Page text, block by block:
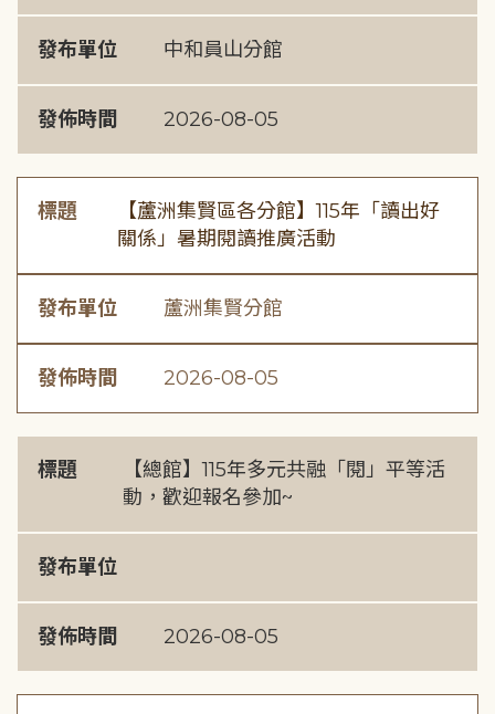
發布單位 中和員山分館
發佈時間 2026-08-05
標題
【蘆洲集賢區各分館】115年「讀出好
關係」暑期閱讀推廣活動
發布單位 蘆洲集賢分館
發佈時間 2026-08-05
標題
【總館】115年多元共融「閱」平等活
動，歡迎報名參加~
發布單位
發佈時間 2026-08-05